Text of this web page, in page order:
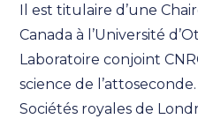
Il est titulaire d’une
Canada à l’Université
Laboratoire conjoint
science de
Sociétés royales de